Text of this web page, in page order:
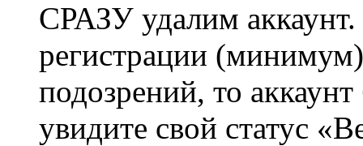
СРАЗУ удалим
регистрации
подозрений, то
увидите свой статус